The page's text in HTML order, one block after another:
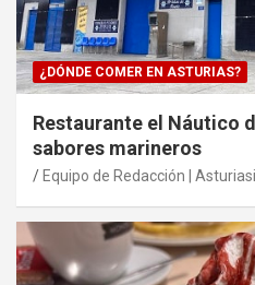
¿DÓNDE COMER EN ASTURIAS?
Restaurante el Náutico
sabores marineros
Equipo de Redacción |